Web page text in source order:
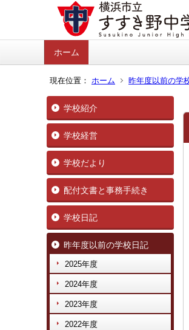
ホーム
現在位置： ホーム 昨年度以前の学
学校紹介
学校経営
学校だより
配付文書と事務手続き
学校日記
昨年度以前の学校日記
2025年度
2024年度
2023年度
2022年度